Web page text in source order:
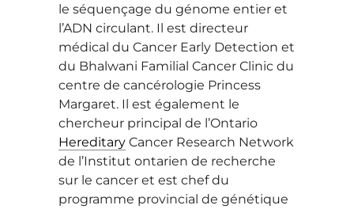
le séquençage du génome entier et
l’ADN circulant. Il est directeur
médical du Cancer Early Detection et
du Bhalwani Familial Cancer Clinic du
centre de cancérologie Princess
Margaret. Il est également le
chercheur principal de l’Ontario
Hereditary Cancer Research Network
de l’Institut ontarien de recherche
sur le cancer et est chef du
programme provincial de génétique